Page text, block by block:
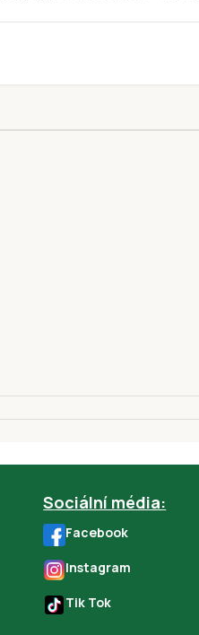
Sociální média:
Facebook
Instagram
Tik Tok